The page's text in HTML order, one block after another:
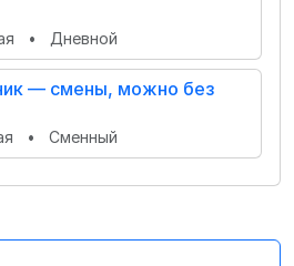
• Дневной
— смены, можно без
• Сменный